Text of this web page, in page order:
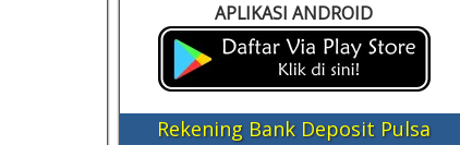
APLIKASI ANDROID
Rekening Bank Deposit Pulsa